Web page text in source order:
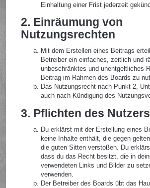
Einhaltung einer Frist jederzeit
2. Einräumung von
Nutzungsrechten
Mit dem Erstellen eines Beitrags
Betreiber ein einfaches, zeitlich und
unbeschränktes und unentgeltliches
Beitrag im Rahmen des Boards zu
Das Nutzungsrecht nach Punkt 2,
auch nach Kündigung des
3. Pflichten des Nutzers
Du erklärst mit der Erstellung eines
keine Inhalte enthält, die gegen
die guten Sitten verstoßen. Du
dass du das Recht besitzt, die in
verwendeten Links und Bilder zu
verwenden.
Der Betreiber des Boards übt das